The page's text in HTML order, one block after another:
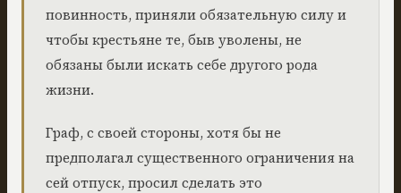
повинность, приняли обязательную силу и
чтобы крестьяне те, быв уволены, не
обязаны были искать себе другого рода
жизни.
Граф, с своей стороны, хотя бы не
предполагал существенного ограничения на
сей отпуск, просил сделать это